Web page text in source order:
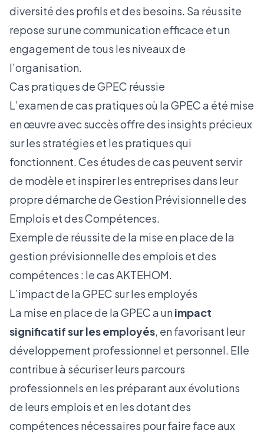
diversité des profils et des besoins. Sa réussite
repose sur une communication efficace et un
engagement de tous les niveaux de
l’organisation.
Cas pratiques de GPEC réussie
L’examen de cas pratiques où la GPEC a été mise
en œuvre avec succès offre des insights précieux
sur les stratégies et les pratiques qui
fonctionnent. Ces études de cas peuvent servir
de modèle et inspirer les entreprises dans leur
propre démarche de Gestion Prévisionnelle des
Emplois et des Compétences.
Exemple de réussite de la mise en place de la
gestion prévisionnelle des emplois et des
compétences : lecas AKTEHOM.
L’impact de la GPEC sur les employés
La mise en place de la GPEC a unimpact
significatif sur les employés, en favorisant leur
développement professionnel et personnel. Elle
contribue à sécuriser leurs parcours
professionnels en les préparant aux évolutions
de leurs emplois et en les dotant des
compétences nécessaires pour faire face aux